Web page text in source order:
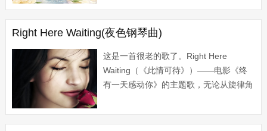
们就这样各自奔天涯...
Right Here Waiting(夜色钢琴曲)
这是一首很老的歌了。Right Here
Waiting（《此情可待》）——电影《终
有一天感动你》的主题歌，无论从旋律角
经典的佳作。美国情歌王子Richar...